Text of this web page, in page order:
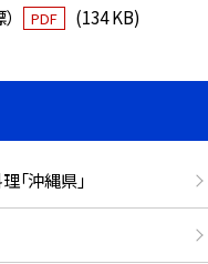
PDF (134 KB)
「沖縄県」